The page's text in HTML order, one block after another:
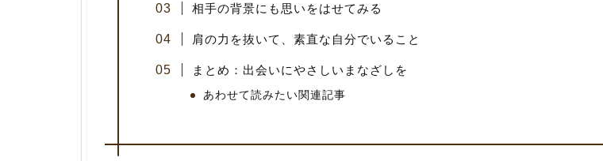
相手の背景にも思いをはせてみる
肩の力を抜いて、素直な自分でいること
まとめ：出会いにやさしいまなざしを
あわせて読みたい関連記事